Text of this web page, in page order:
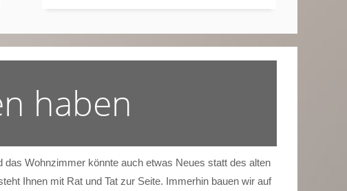
haben
das Wohnzimmer könnte auch etwas Neues statt des alten
Ihnen mit Rat und Tat zur Seite. Immerhin bauen wir auf